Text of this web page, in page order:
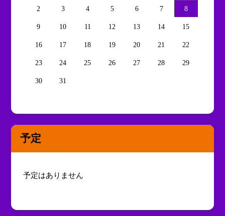
2 3 4 5 6 7 8
9 10 11 12 13 14 15
16 17 18 19 20 21 22
23 24 25 26 27 28 29
30 31
予定
予定はありません